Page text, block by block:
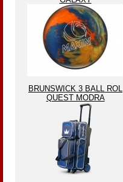
BRUNSWICK 3 BALL ROL
QUEST MODRA